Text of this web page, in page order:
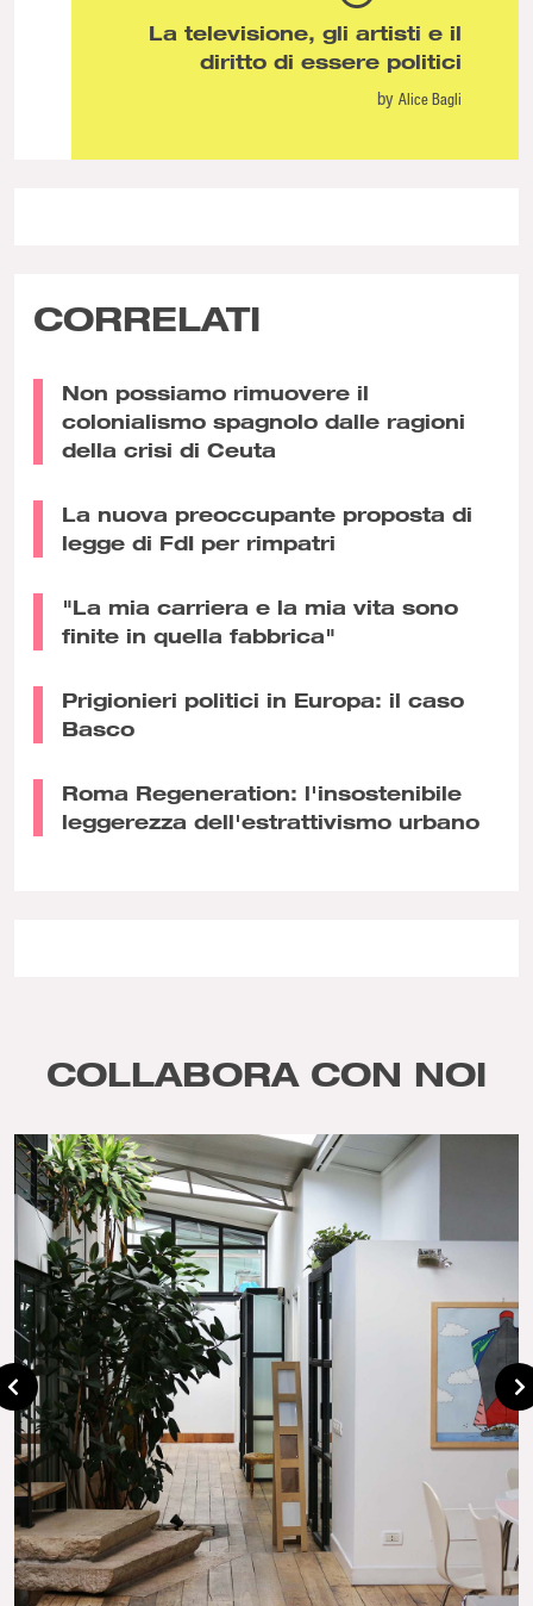
La televisione, gli artisti e il
diritto di essere politici
by Alice Bagli
CORRELATI
Non possiamo rimuovere il
colonialismo spagnolo dalle ragioni
della crisi di Ceuta
La nuova preoccupante proposta di
legge di FdI per rimpatri
"La mia carriera e la mia vita sono
finite in quella fabbrica"
Prigionieri politici in Europa: il caso
Basco
Roma Regeneration: l'insostenibile
leggerezza dell'estrattivismo urbano
COLLABORA CON NOI